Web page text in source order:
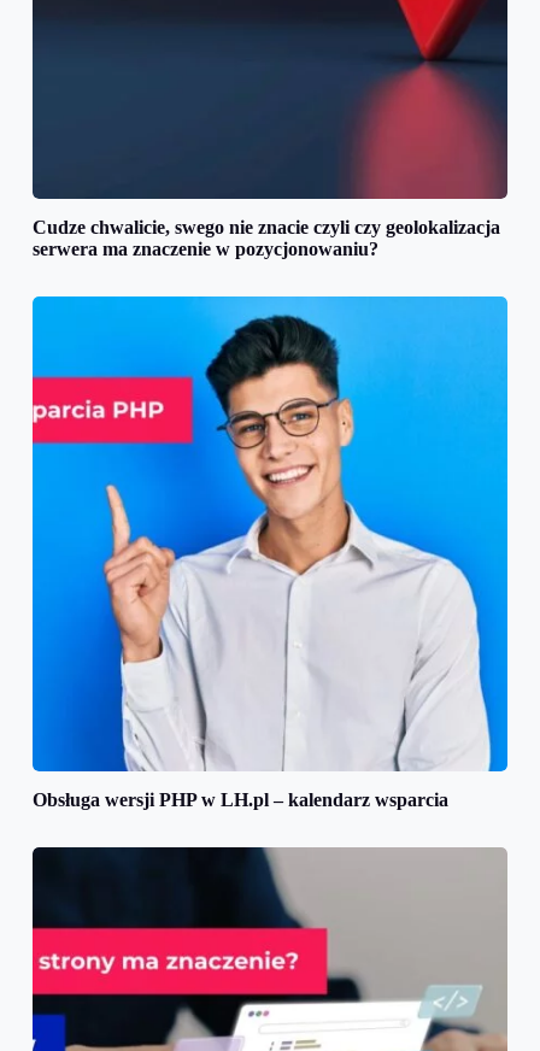
Cudze chwalicie, swego nie znacie czyli czy geolokalizacja
serwera ma znaczenie w pozycjonowaniu?
Obsługa wersji PHP w LH.pl – kalendarz wsparcia